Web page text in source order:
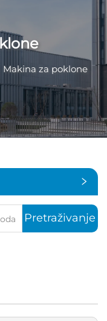
Makina za poklone
Pretraživanje